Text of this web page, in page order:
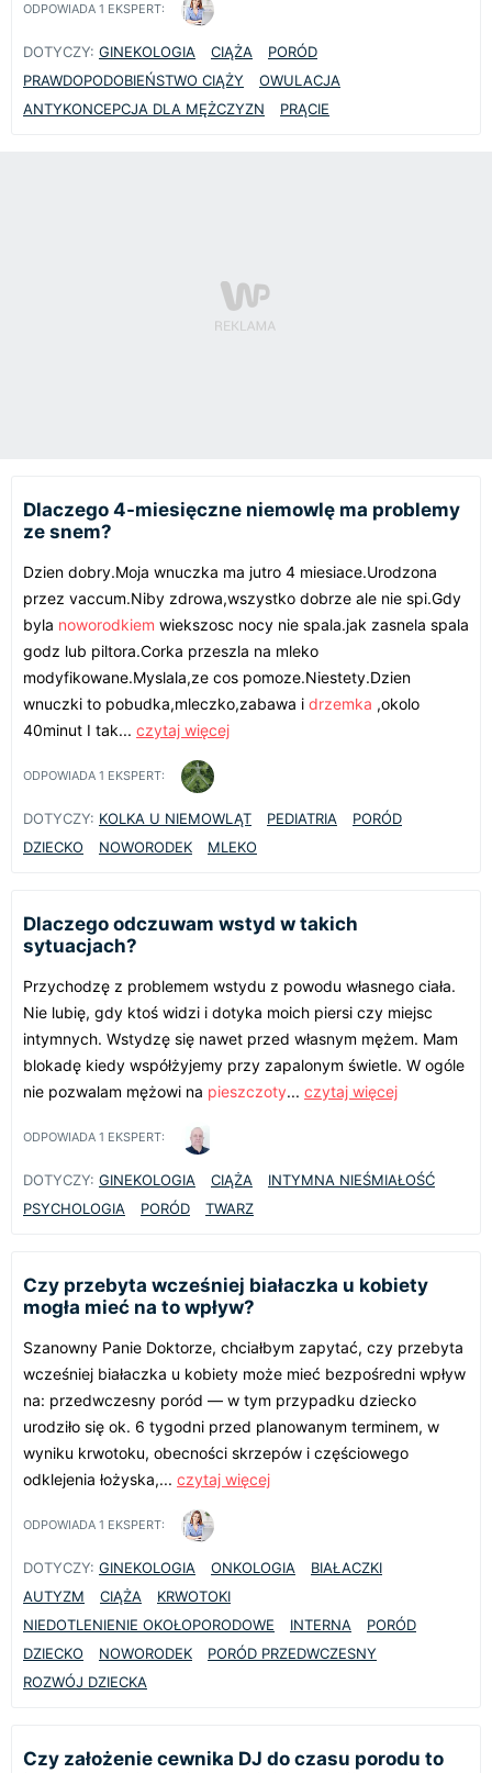
ODPOWIADA 1 EKSPERT:
DOTYCZY: GINEKOLOGIA CIĄŻA
PORÓD
PRAWDOPODOBIEŃSTWO CIĄŻY
OWULACJA
ANTYKONCEPCJA DLA MĘŻCZYZN
PRĄCIE
Dlaczego 4-miesięczne niemowlę ma problemy
ze snem?
Dzien dobry.Moja wnuczka ma jutro 4 miesiace.Urodzona
przez vaccum.Niby zdrowa,wszystko dobrze ale nie spi.Gdy
byla noworodkiem wiekszosc nocy nie spala.jak zasnela spala
godz lub piltora.Corka przeszla na mleko
modyfikowane.Myslala,ze cos pomoze.Niestety.Dzien
wnuczki to pobudka,mleczko,zabawa i drzemka ,okolo
40minut I tak... czytaj więcej
ODPOWIADA 1 EKSPERT:
DOTYCZY: KOLKA U NIEMOWLĄT PEDIATRIA
PORÓD
DZIECKO
NOWORODEK MLEKO
Dlaczego odczuwam wstyd w takich
sytuacjach?
Przychodzę z problemem wstydu z powodu własnego ciała.
Nie lubię, gdy ktoś widzi i dotyka moich piersi czy miejsc
intymnych. Wstydzę się nawet przed własnym mężem. Mam
blokadę kiedy współżyjemy przy zapalonym świetle. W ogóle
nie pozwalam mężowi na pieszczoty... czytaj więcej
ODPOWIADA 1 EKSPERT:
DOTYCZY: GINEKOLOGIA CIĄŻA
INTYMNA NIEŚMIAŁOŚĆ
PSYCHOLOGIA
PORÓD TWARZ
Czy przebyta wcześniej białaczka u kobiety
mogła mieć na to wpływ?
Szanowny Panie Doktorze, chciałbym zapytać, czy przebyta
wcześniej białaczka u kobiety może mieć bezpośredni wpływ
na: przedwczesny poród — w tym przypadku dziecko
urodziło się ok. 6 tygodni przed planowanym terminem, w
wyniku krwotoku, obecności skrzepów i częściowego
odklejenia łożyska,... czytaj więcej
ODPOWIADA 1 EKSPERT:
DOTYCZY: GINEKOLOGIA ONKOLOGIA
BIAŁACZKI
AUTYZM
CIĄŻA
KRWOTOKI
NIEDOTLENIENIE OKOŁOPORODOWE
INTERNA
PORÓD
DZIECKO
NOWORODEK
PORÓD PRZEDWCZESNY
ROZWÓJ DZIECKA
Czy założenie cewnika DJ do czasu porodu to